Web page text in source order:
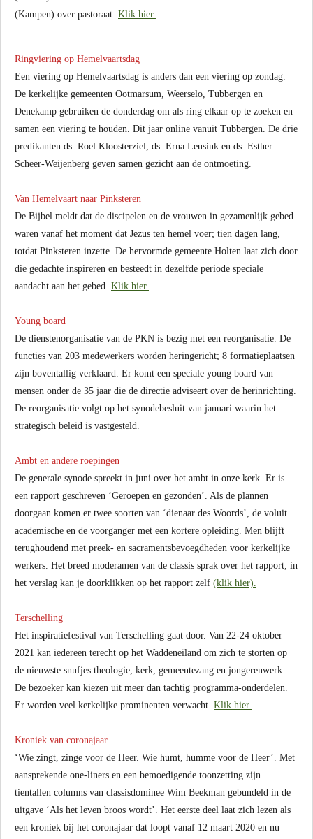
(Kampen) over pastoraat. Klik hier.
Ringviering op Hemelvaartsdag
Een viering op Hemelvaartsdag is anders dan een viering op zondag.
De kerkelijke gemeenten Ootmarsum, Weerselo, Tubbergen en
Denekamp gebruiken de donderdag om als ring elkaar op te zoeken en
samen een viering te houden. Dit jaar online vanuit Tubbergen. De drie
predikanten ds. Roel Kloosterziel, ds. Erna Leusink en ds. Esther
Scheer-Weijenberg geven samen gezicht aan de ontmoeting.
Van Hemelvaart naar Pinksteren
De Bijbel meldt dat de discipelen en de vrouwen in gezamenlijk gebed
waren vanaf het moment dat Jezus ten hemel voer; tien dagen lang,
totdat Pinksteren inzette. De hervormde gemeente Holten laat zich door
die gedachte inspireren en besteedt in dezelfde periode speciale
aandacht aan het gebed. Klik hier.
Young board
De dienstenorganisatie van de PKN is bezig met een reorganisatie. De
functies van 203 medewerkers worden heringericht; 8 formatieplaatsen
zijn boventallig verklaard. Er komt een speciale young board van
mensen onder de 35 jaar die de directie adviseert over de herinrichting.
De reorganisatie volgt op het synodebesluit van januari waarin het
strategisch beleid is vastgesteld.
Ambt en andere roepingen
De generale synode spreekt in juni over het ambt in onze kerk. Er is
een rapport geschreven ‘Geroepen en gezonden’. Als de plannen
doorgaan komen er twee soorten van ‘dienaar des Woords’, de voluit
academische en de voorganger met een kortere opleiding. Men blijft
terughoudend met preek- en sacramentsbevoegdheden voor kerkelijke
werkers. Het breed moderamen van de classis sprak over het rapport, in
het verslag kan je doorklikken op het rapport zelf (klik hier).
Terschelling
Het inspiratiefestival van Terschelling gaat door. Van 22-24 oktober
2021 kan iedereen terecht op het Waddeneiland om zich te storten op
de nieuwste snufjes theologie, kerk, gemeentezang en jongerenwerk.
De bezoeker kan kiezen uit meer dan tachtig programma-onderdelen.
Er worden veel kerkelijke prominenten verwacht. Klik hier.
Kroniek van coronajaar
‘Wie zingt, zinge voor de Heer. Wie humt, humme voor de Heer’. Met
aansprekende one-liners en een bemoedigende toonzetting zijn
tientallen columns van classisdominee Wim Beekman gebundeld in de
uitgave ‘Als het leven broos wordt’. Het eerste deel laat zich lezen als
een kroniek bij het coronajaar dat loopt vanaf 12 maart 2020 en nu